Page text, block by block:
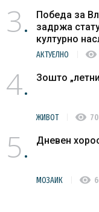
3
Победа за
задржа
културно
АКТУЕЛНО visibility
4 Зошто
ЖИВОТ visibility
5 Дневен
МОЗАИК visibility